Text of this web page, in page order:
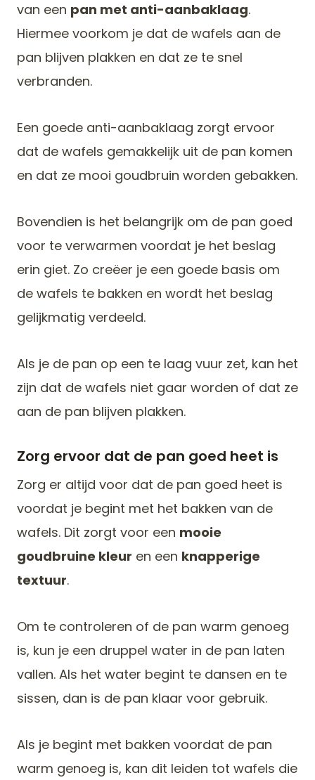
van een pan met anti-aanbaklaag.
Hiermee voorkom je dat de wafels aan de
pan blijven plakken en dat ze te snel
verbranden.
Een goede anti-aanbaklaag zorgt ervoor
dat de wafels gemakkelijk uit de pan komen
en dat ze mooi goudbruin worden gebakken.
Bovendien is het belangrijk om de pan goed
voor te verwarmen voordat je het beslag
erin giet. Zo creëer je een goede basis om
de wafels te bakken en wordt het beslag
gelijkmatig verdeeld.
Als je de pan op een te laag vuur zet, kan het
zijn dat de wafels niet gaar worden of dat ze
aan de pan blijven plakken.
Zorg ervoor dat de pan goed heet is
Zorg er altijd voor dat de pan goed heet is
voordat je begint met het bakken van de
wafels. Dit zorgt voor een mooie
goudbruine kleur en een knapperige
textuur.
Om te controleren of de pan warm genoeg
is, kun je een druppel water in de pan laten
vallen. Als het water begint te dansen en te
sissen, dan is de pan klaar voor gebruik.
Als je begint met bakken voordat de pan
warm genoeg is, kan dit leiden tot wafels die